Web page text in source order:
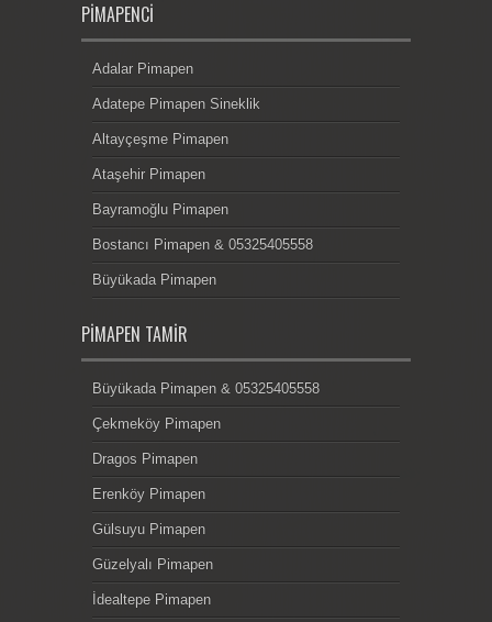
PIMAPENCI
Adalar Pimapen
Adatepe Pimapen Sineklik
Altayçeşme Pimapen
Ataşehir Pimapen
Bayramoğlu Pimapen
Bostancı Pimapen & 05325405558
Büyükada Pimapen
PIMAPEN TAMIR
Büyükada Pimapen & 05325405558
Çekmeköy Pimapen
Dragos Pimapen
Erenköy Pimapen
Gülsuyu Pimapen
Güzelyalı Pimapen
İdealtepe Pimapen